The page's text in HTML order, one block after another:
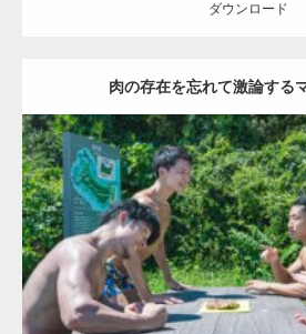
ダウンロード
肉の存在を忘れて激論する
Update:2021.07.8
Category:森のマッ
ダウンロード